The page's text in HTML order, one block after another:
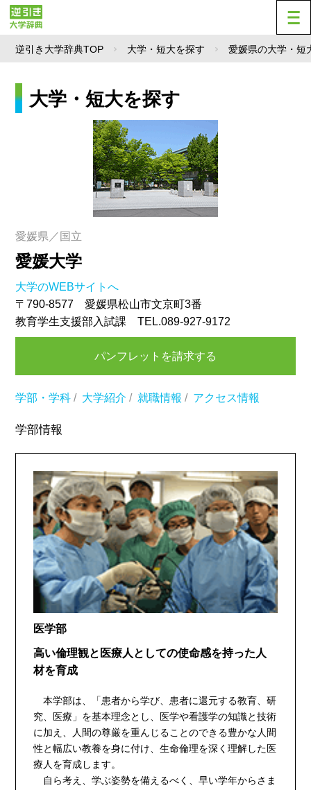
逆引き大学辞典TOP 大学・短大を探す 愛媛県の大学・短
大学・短大を探す
愛媛県／国立
愛媛大学
大学のWEBサイトへ
〒790-8577 愛媛県松山市文京町3番
教育学生支援部入試課 TEL.089-927-9172
パンフレットを請求する
学部・学科 / 大学紹介 / 就職情報 / アクセス情報
学部情報
医学部
高い倫理観と医療人としての使命感を持った人
材を育成
本学部は、「患者から学び、患者に還元する教育、研
究、医療」を基本理念とし、医学や看護学の知識と技術
に加え、人間の尊厳を重んじることのできる豊かな人間
性と幅広い教養を身に付け、生命倫理を深く理解した医
療人を育成します。
自ら考え、学ぶ姿勢を備えるべく、早い学年からさま